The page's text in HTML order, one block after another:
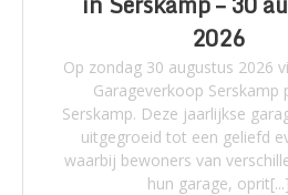
2026
Op zondag 30 augustus 2026
Garageverkoop Serskamp
Serskamp. Deze jaarlijkse
uitgegroeid tot een geliefd
waarbij bewoners van
hun garage, oprit[...]